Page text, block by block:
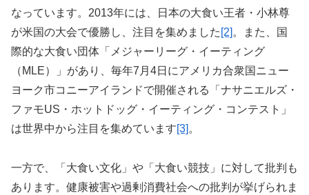
なっています。2013年には、日本の大食い王者・小林尊
が米国の大会で優勝し、注目を集めました [2] 。また、国
際的な大食い団体「メジャーリーグ・イーティング
（MLE）」があり、毎年7月4日にアメリカ合衆国ニュー
ヨーク市コニーアイランドで開催される「ナサニエルズ・
ファモUS・ホットドッグ・イーティング・コンテスト」
は世界中から注目を集めています[3] 。
一方で、「大食い文化」や「大食い競技」に対して批判も
あります。健康被害や過剰消費社会への批判が挙げられま